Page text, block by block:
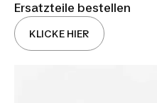
Ersatzteile bestellen
KLICKE HIER